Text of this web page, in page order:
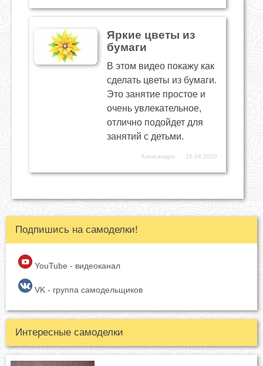
Яркие цветы из
бумаги
В этом видео покажу как
сделать цветы из бумаги.
Это занятие простое и
очень увлекательное,
отлично подойдет для
занятий с детьми.
Александра 16.04.2020
Подпишись на самоделки!
YouTube - видеоканал
VK - группа самодельщиков
Интересные самоделки